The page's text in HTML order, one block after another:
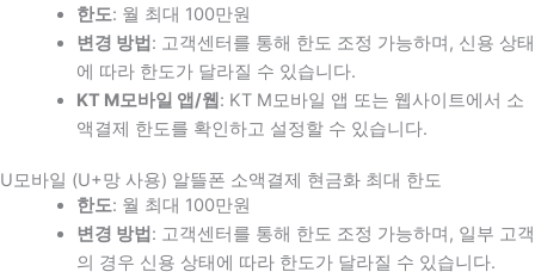
한도: 월 최대 100만원
변경 방법 : 고객센터를 통해 한도 조정 가능하며, 신용 상태
에 따라 한도가 달라질 수 있습니다.
KT M모바일 앱/웹 : KT M모바일 앱 또는 웹사이트에서 소
액결제 한도를 확인하고 설정할 수 있습니다.
U모바일 (U+망 사용) 알뜰폰 소액결제 현금화 최대 한도
한도: 월 최대 100만원
변경 방법 : 고객센터를 통해 한도 조정 가능하며, 일부 고객
의 경우 신용 상태에 따라 한도가 달라질 수 있습니다.